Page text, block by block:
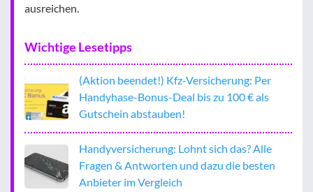
ausreichen.
Wichtige Lesetipps
(Aktion beendet!) Kfz-Versicherung: Per
Handyhase-Bonus-Deal bis zu 100 € als
Gutschein abstauben!
Handyversicherung: Lohnt sich das? Alle
Fragen & Antworten und dazu die besten
Anbieter im Vergleich